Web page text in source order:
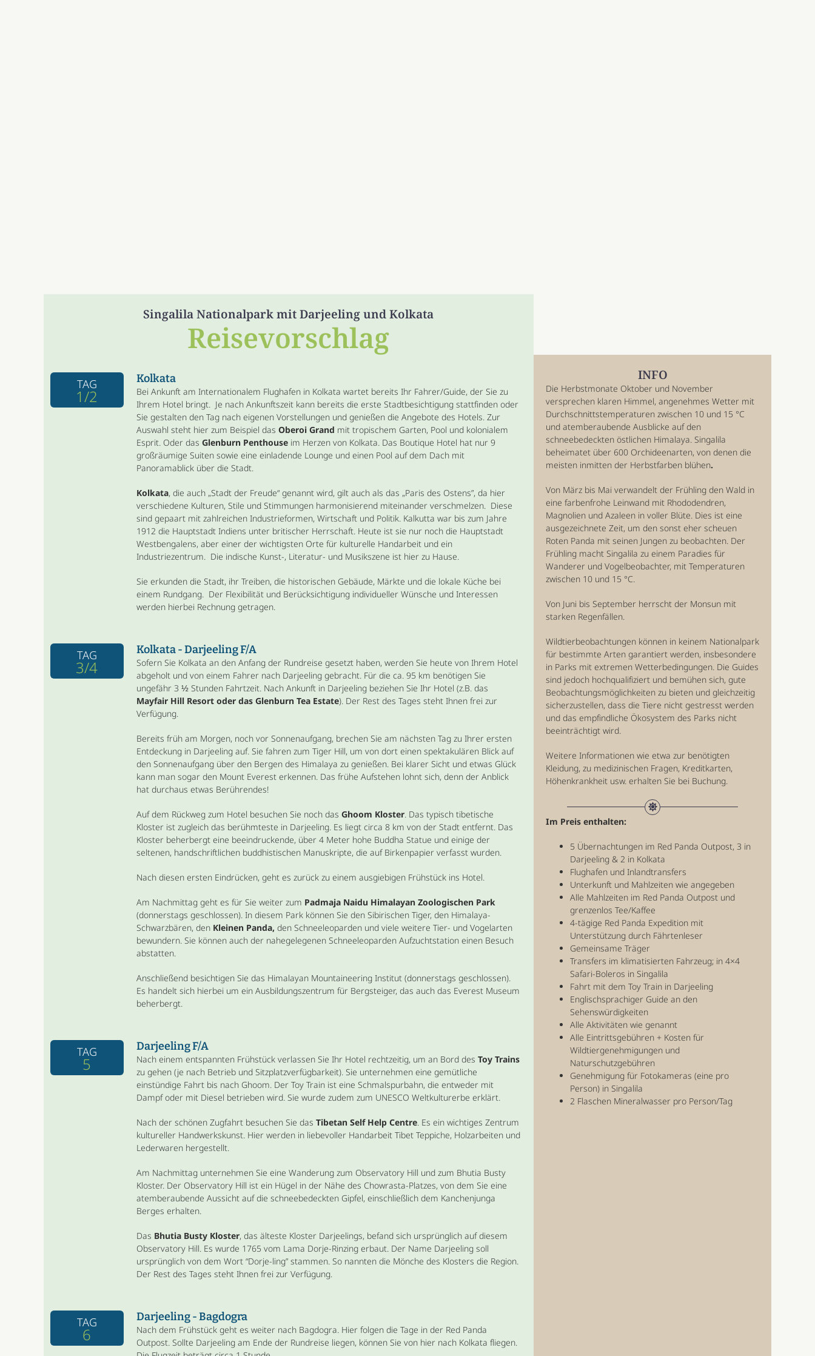
Singalila Nationalpark mit Darjeeling und Kolkata
Reisevorschlag
TAG
1/2
Kolkata
Bei Ankunft am Internationalem Flughafen in Kolkata wartet bereits Ihr Fahrer/Guide, der Sie zu
Ihrem Hotel bringt. Je nach Ankunftszeit kann bereits die erste Stadtbesichtigung stattfinden oder
Sie gestalten den Tag nach eigenen Vorstellungen und genießen die Angebote des Hotels. Zur
Auswahl steht hier zum Beispiel dasOberoi Grand mit tropischem Garten, Pool und kolonialem
Esprit. Oder dasGlenburn Penthouse im Herzen von Kolkata. Das Boutique Hotel hat nur 9
großräumige Suiten sowie eine einladende Lounge und einen Pool auf dem Dach mit
Panoramablick über die Stadt.
Kolkata, die auch „Stadt der Freude“ genannt wird, gilt auch als das „Paris des Ostens”, da hier
verschiedene Kulturen, Stile und Stimmungen harmonisierend miteinander verschmelzen. Diese
sind gepaart mit zahlreichen Industrieformen, Wirtschaft und Politik. Kalkutta war bis zum Jahre
1912 die Hauptstadt Indiens unter britischer Herrschaft. Heute ist sie nur noch die Hauptstadt
Westbengalens, aber einer der wichtigsten Orte für kulturelle Handarbeit und ein
Industriezentrum. Die indische Kunst-, Literatur- und Musikszene ist hier zu Hause.
Sie erkunden die Stadt, ihr Treiben, die historischen Gebäude, Märkte und die lokale Küche bei
einem Rundgang. Der Flexibilität und Berücksichtigung individueller Wünsche und Interessen
werden hierbei Rechnung getragen.
TAG
3/4
Kolkata - Darjeeling F/A
Sofern Sie Kolkata an den Anfang der Rundreise gesetzt haben, werden Sie heute von Ihrem Hotel
abgeholt und von einem Fahrer nach Darjeeling gebracht. Für die ca. 95 km benötigen Sie
ungefähr 3 ½ Stunden Fahrtzeit. Nach Ankunft in Darjeeling beziehen Sie Ihr Hotel (z.B. das
Mayfair Hill Resort oder das Glenburn Tea Estate). Der Rest des Tages steht Ihnen frei zur
Verfügung.
Bereits früh am Morgen, noch vor Sonnenaufgang, brechen Sie am nächsten Tag zu Ihrer ersten
Entdeckung in Darjeeling auf. Sie fahren zum Tiger Hill, um von dort einen spektakulären Blick auf
den Sonnenaufgang über den Bergen des Himalaya zu genießen. Bei klarer Sicht und etwas Glück
kann man sogar den Mount Everest erkennen. Das frühe Aufstehen lohnt sich, denn der Anblick
hat durchaus etwas Berührendes!
Auf dem Rückweg zum Hotel besuchen Sie noch dasGhoom Kloster. Das typisch tibetische
Kloster ist zugleich das berühmteste in Darjeeling. Es liegt circa 8 km von der Stadt entfernt. Das
Kloster beherbergt eine beeindruckende, über 4 Meter hohe Buddha Statue und einige der
seltenen, handschriftlichen buddhistischen Manuskripte, die auf Birkenpapier verfasst wurden.
Nach diesen ersten Eindrücken, geht es zurück zu einem ausgiebigen Frühstück ins Hotel.
Am Nachmittag geht es für Sie weiter zum Padmaja Naidu Himalayan Zoologischen Park
(donnerstags geschlossen). In diesem Park können Sie den Sibirischen Tiger, den Himalaya-
Schwarzbären, den Kleinen Panda, den Schneeleoparden und viele weitere Tier- und Vogelarten
bewundern. Sie können auch der nahegelegenen Schneeleoparden Aufzuchtstation einen Besuch
abstatten.
Anschließend besichtigen Sie das Himalayan Mountaineering Institut (donnerstags geschlossen).
Es handelt sich hierbei um ein Ausbildungszentrum für Bergsteiger, das auch das Everest Museum
beherbergt.
TAG
5
Darjeeling F/A
Nach einem entspannten Frühstück verlassen Sie Ihr Hotel rechtzeitig, um an Bord desToy Trains
zu gehen (je nach Betrieb und Sitzplatzverfügbarkeit). Sie unternehmen eine gemütliche
einstündige Fahrt bis nach Ghoom. Der Toy Train ist eine Schmalspurbahn, die entweder mit
Dampf oder mit Diesel betrieben wird. Sie wurde zudem zum UNESCO Weltkulturerbe erklärt.
Nach der schönen Zugfahrt besuchen Sie dasTibetan Self Help Centre. Es ein wichtiges Zentrum
kultureller Handwerkskunst. Hier werden in liebevoller Handarbeit Tibet Teppiche, Holzarbeiten und
Lederwaren hergestellt.
Am Nachmittag unternehmen Sie eine Wanderung zum Observatory Hill und zum Bhutia Busty
Kloster. Der Observatory Hill ist ein Hügel in der Nähe des Chowrasta-Platzes, von dem Sie eine
atemberaubende Aussicht auf die schneebedeckten Gipfel, einschließlich dem Kanchenjunga
Berges erhalten.
Das Bhutia Busty Kloster, das älteste Kloster Darjeelings, befand sich ursprünglich auf diesem
Observatory Hill. Es wurde 1765 vom Lama Dorje-Rinzing erbaut. Der Name Darjeeling soll
ursprünglich von dem Wort “Dorje-ling” stammen. So nannten die Mönche des Klosters die Region.
Der Rest des Tages steht Ihnen frei zur Verfügung.
TAG
6
Darjeeling - Bagdogra
Nach dem Frühstück geht es weiter nach Bagdogra. Hier folgen die Tage in der Red Panda
Outpost. Sollte Darjeeling am Ende der Rundreise liegen, können Sie von hier nach Kolkata fliegen.
INFO
Die Herbstmonate Oktober und November
versprechen klaren Himmel, angenehmes Wetter mit
Durchschnittstemperaturen zwischen 10 und 15 °C
und atemberaubende Ausblicke auf den
schneebedeckten östlichen Himalaya. Singalila
beheimatet über 600 Orchideenarten, von denen die
meisten inmitten der Herbstfarben blühen.
Von März bis Mai verwandelt der Frühling den Wald in
eine farbenfrohe Leinwand mit Rhododendren,
Magnolien und Azaleen in voller Blüte. Dies ist eine
ausgezeichnete Zeit, um den sonst eher scheuen
Roten Panda mit seinen Jungen zu beobachten. Der
Frühling macht Singalila zu einem Paradies für
Wanderer und Vogelbeobachter, mit Temperaturen
zwischen 10 und 15 °C.
Von Juni bis September herrscht der Monsun mit
starken Regenfällen.
Wildtierbeobachtungen können in keinem Nationalpark
für bestimmte Arten garantiert werden, insbesondere
in Parks mit extremen Wetterbedingungen. Die Guides
sind jedoch hochqualifiziert und bemühen sich, gute
Beobachtungsmöglichkeiten zu bieten und gleichzeitig
sicherzustellen, dass die Tiere nicht gestresst werden
und das empfindliche Ökosystem des Parks nicht
beeinträchtigt wird.
Weitere Informationen wie etwa zur benötigten
Kleidung, zu medizinischen Fragen, Kreditkarten,
Höhenkrankheit usw. erhalten Sie bei Buchung.
Im Preis enthalten:
5 Übernachtungen im Red Panda Outpost, 3 in
Darjeeling & 2 in Kolkata
Flughafen und Inlandtransfers
Unterkunft und Mahlzeiten wie angegeben
Alle Mahlzeiten im Red Panda Outpost und
grenzenlos Tee/Kaffee
4-tägige Red Panda Expedition mit
Unterstützung durch Fährtenleser
Gemeinsame Träger
Transfers im klimatisierten Fahrzeug; in 4×4
Safari-Boleros in Singalila
Fahrt mit dem Toy Train in Darjeeling
Englischsprachiger Guide an den
Sehenswürdigkeiten
Alle Aktivitäten wie genannt
Alle Eintrittsgebühren + Kosten für
Wildtiergenehmigungen und
Naturschutzgebühren
Genehmigung für Fotokameras (eine pro
Person) in Singalila
2 Flaschen Mineralwasser pro Person/Tag